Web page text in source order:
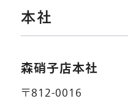
本社
森硝子店本社
〒812-0016